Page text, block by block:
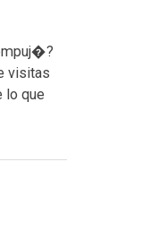
visitas
lo que